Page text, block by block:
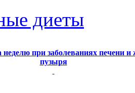
диеты
при заболеваниях печени и
пузыря